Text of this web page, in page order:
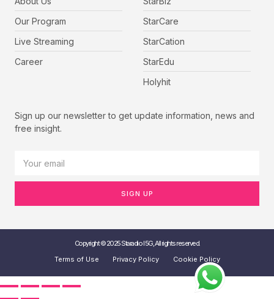
Our Program
Live Streaming
Career
StarCare
StarCation
StarEdu
Holyhit
Sign up our newsletter to get update information, news and
free insight.
SIGN UP
Copyright © 2025 Staradio I 5G, All rights reserved.
Terms of Use
Privacy Policy Cookie Policy